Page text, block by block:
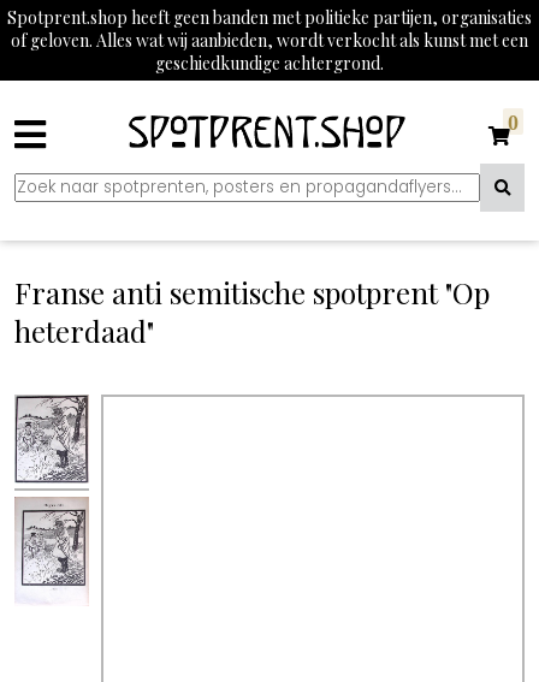
Spotprent.shop heeft geen banden met politieke partijen, organisaties
of geloven. Alles wat wij aanbieden, wordt verkocht als kunst met een
geschiedkundige achtergrond.
0
Franse anti semitische spotprent "Op
heterdaad"